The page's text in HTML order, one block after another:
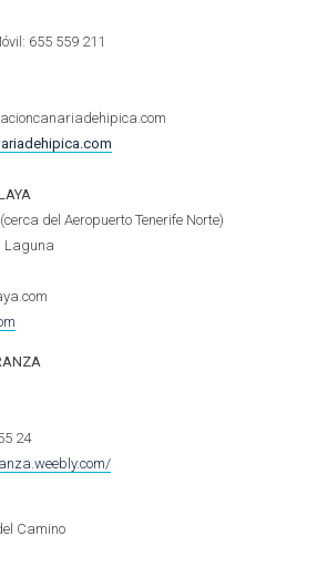
655 559 211
del Aeropuerto Tenerife Norte)
Laguna
24
Camino